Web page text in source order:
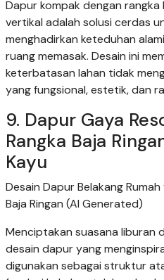
Dapur kompak dengan
vertikal adalah solusi cerdas
menghadirkan keteduhan
ruang memasak. Desain ini
keterbatasan lahan tidak
yang fungsional, estetik, dan
9. Dapur Gaya
Rangka Baja
Kayu
Desain Dapur Belakang
Baja Ringan (AI Generated)
Menciptakan suasana liburan
desain dapur yang
digunakan sebagai struktur